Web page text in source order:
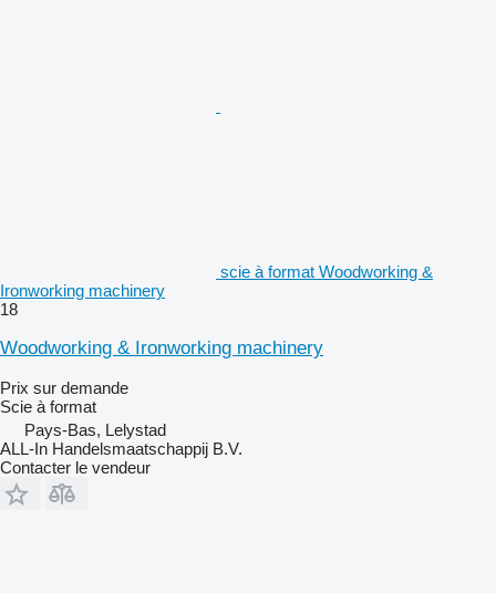
scie à format Woodworking &
Ironworking machinery
18
Woodworking & Ironworking machinery
Prix sur demande
Scie à format
Pays-Bas, Lelystad
ALL-In Handelsmaatschappij B.V.
Contacter le vendeur